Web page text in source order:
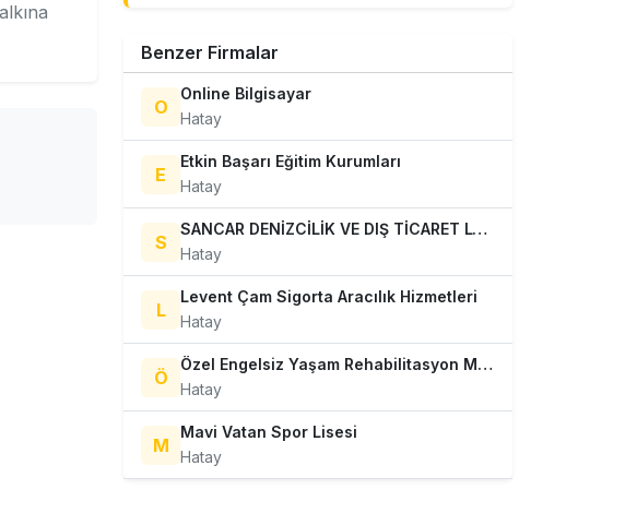
Benzer Firmalar
O
Online Bilgisayar
Hatay
E
Etkin Başarı Eğitim Kurumları
Hatay
S
SANCAR DENİZCİLİK VE DIŞ TİCARET LTD. ŞTİ.
Hatay
L
Levent Çam Sigorta Aracılık Hizmetleri
Hatay
Ö
Özel Engelsiz Yaşam Rehabilitasyon Merkezi
Hatay
M
Mavi Vatan Spor Lisesi
Hatay